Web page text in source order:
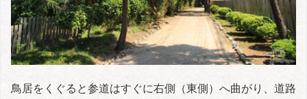
鳥居をくぐると参道はすぐに右側（東側）へ曲がり、道路